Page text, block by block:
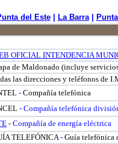
del Este| La Barra|
OFICIAL INTENDENCIA
de Maldonado (incluye
las direcciones y teléfonos de
- Compañía telefónica
- Compañía telefónica
- Compañía de energía eléctrica
TELEFÓNICA - Guía telefónica